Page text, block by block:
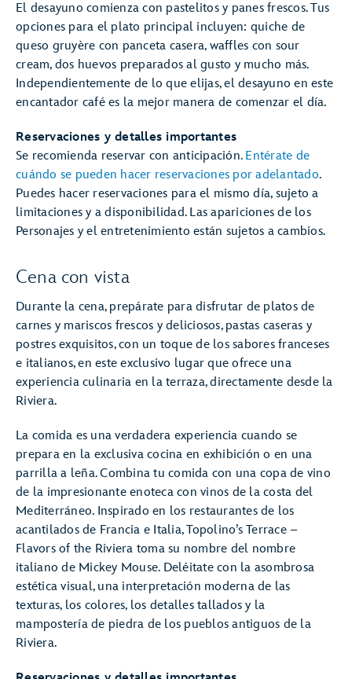
El desayuno comienza con pastelitos y panes frescos. Tus
opciones para el plato principal incluyen: quiche de
queso gruyère con panceta casera, waffles con sour
cream, dos huevos preparados al gusto y mucho más.
Independientemente de lo que elijas, el desayuno en este
encantador café es la mejor manera de comenzar el día.
Reservaciones y detalles importantes
Se recomienda reservar con anticipación. Entérate de
cuándo se pueden hacer reservaciones por adelantado.
Puedes hacer reservaciones para el mismo día, sujeto a
limitaciones y a disponibilidad. Las apariciones de los
Personajes y el entretenimiento están sujetos a cambios.
Cena con vista
Durante la cena, prepárate para disfrutar de platos de
carnes y mariscos frescos y deliciosos, pastas caseras y
postres exquisitos, con un toque de los sabores franceses
e italianos, en este exclusivo lugar que ofrece una
experiencia culinaria en la terraza, directamente desde la
Riviera.
La comida es una verdadera experiencia cuando se
prepara en la exclusiva cocina en exhibición o en una
parrilla a leña. Combina tu comida con una copa de vino
de la impresionante enoteca con vinos de la costa del
Mediterráneo. Inspirado en los restaurantes de los
acantilados de Francia e Italia, Topolino’s Terrace –
Flavors of the Riviera toma su nombre del nombre
italiano de Mickey Mouse. Deléitate con la asombrosa
estética visual, una interpretación moderna de las
texturas, los colores, los detalles tallados y la
mampostería de piedra de los pueblos antiguos de la
Riviera.